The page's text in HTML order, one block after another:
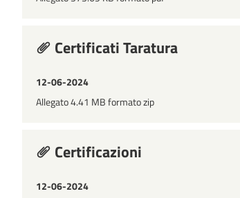
Certificati Taratura
12-06-2024
Allegato 4.41 MB formato zip
Certificazioni
12-06-2024